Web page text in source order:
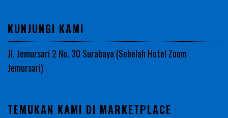
KUNJUNGI KAMI
Jl. Jemursari 2 No. 30 Surabaya (Sebelah Hotel Zoom
Jemursari)
TEMUKAN KAMI DI MARKETPLACE